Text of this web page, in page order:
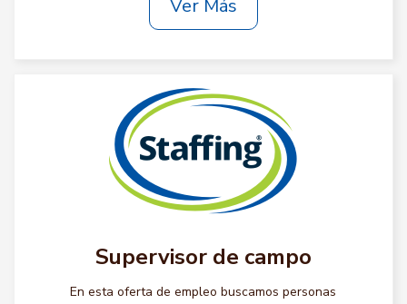
Ver Más
Supervisor de campo
En esta oferta de empleo buscamos personas